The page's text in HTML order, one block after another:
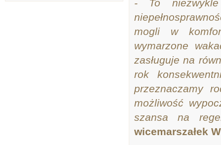
- To
mogli w
wymarzone
zasługuje na
rok
przeznaczamy
możliwość
szansa na
wicemarszałek